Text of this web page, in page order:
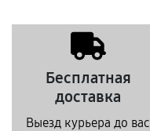
Бесплатная
доставка
Выезд курьера до вас